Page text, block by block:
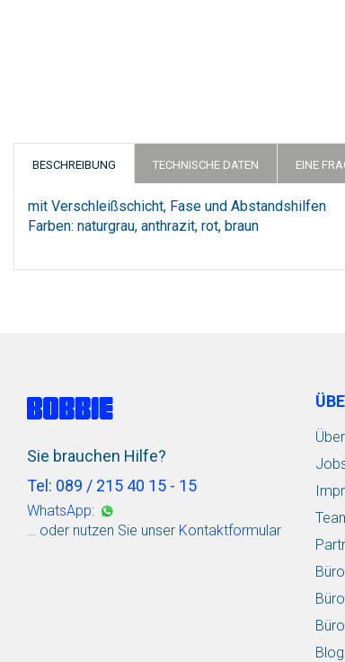
BESCHREIBUNG
mit Verschleißschicht, Fase und Abstandshilfen
Farben: naturgrau, anthrazit, rot, braun
TECHNISCHE DATEN EINE
Sie brauchen Hilfe?
Tel: 089 / 215 40 15 - 15
WhatsApp:
… oder nutzen Sie unser Kontaktformular
Blog